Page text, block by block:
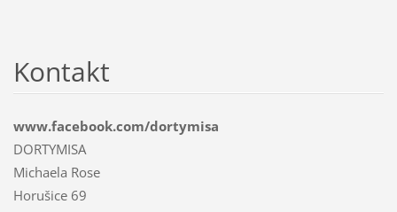
Kontakt
www.facebook.com/dortymisa
DORTYMISA
Michaela Rose
Horušice 69